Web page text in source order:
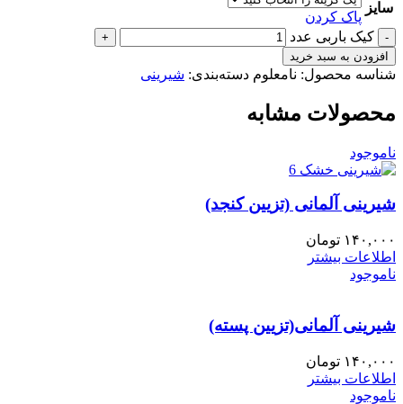
سایز
پاک کردن
کیک باربی عدد
افزودن به سبد خرید
شناسه محصول: نامعلوم دسته‌بندی: شیرینی
محصولات مشابه
ناموجود
شیرینی آلمانی (تزیین کنجد)
۱۴۰,۰۰۰ تومان
اطلاعات بیشتر
ناموجود
شیرینی آلمانی(تزیین پسته)
۱۴۰,۰۰۰ تومان
اطلاعات بیشتر
ناموجود